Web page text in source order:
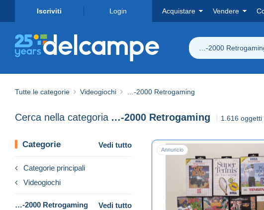
Iscriviti Login Acquistare Vendere
…-2000
Tutte le categorie Videogiochi …-2000 Retrogaming
Cerca nella categoria …-2000 Retrogaming 1.616 oggetti
Categorie Vedi tutto
Categorie principali
Videogiochi
…-2000 Retrogaming
Vedi tutto
Annuncio